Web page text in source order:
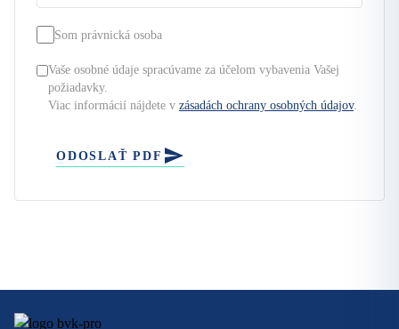
Som právnická osoba
Vaše osobné údaje spracúvame za účelom vybavenia Vašej
požiadavky.
Viac informácií nájdete v zásadách ochrany osobných údajov.
ODOSLAŤ PDF